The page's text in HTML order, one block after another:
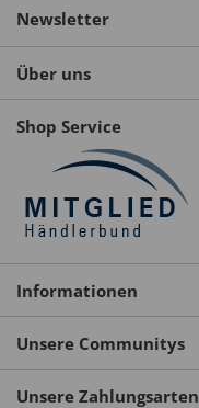
Newsletter
Über uns
Shop Service
Informationen
Unsere Communitys
Unsere Zahlungsarten